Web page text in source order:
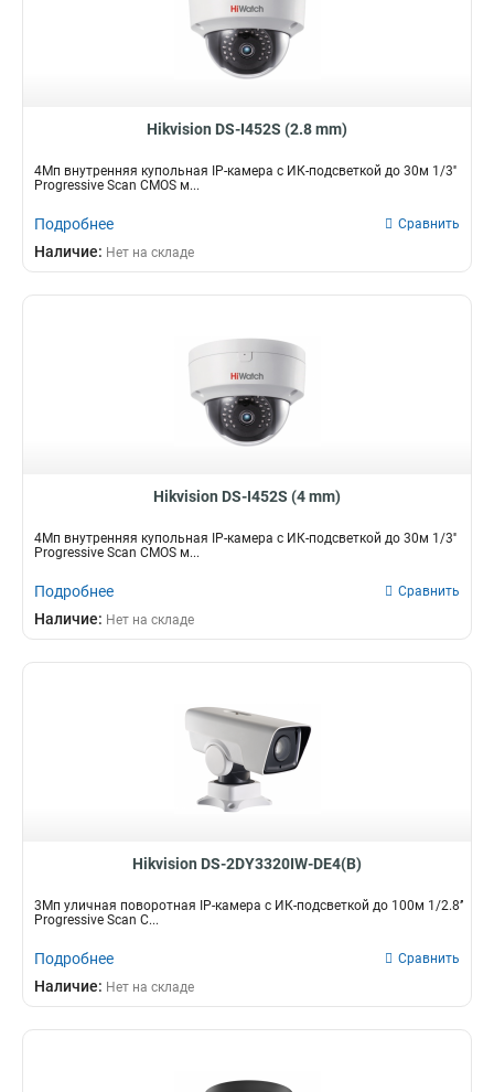
Hikvision DS-I452S (2.8 mm)
4Мп внутренняя купольная IP-камера с ИК-подсветкой до 30м 1/3''
Progressive Scan CMOS м...
Подробнее Сравнить
Наличие: Нет на складе
Hikvision DS-I452S (4 mm)
4Мп внутренняя купольная IP-камера с ИК-подсветкой до 30м 1/3''
Progressive Scan CMOS м...
Подробнее Сравнить
Наличие: Нет на складе
Hikvision DS-2DY3320IW-DE4(B)
3Мп уличная поворотная IP-камера c ИК-подсветкой до 100м 1/2.8’’
Progressive Scan C...
Подробнее Сравнить
Наличие: Нет на складе